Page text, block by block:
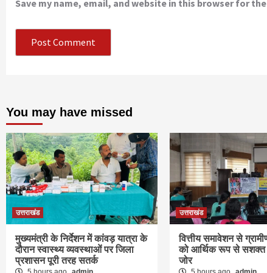
Save my name, email, and website in this browser for
You may have missed
उत्तराखंड
मुख्यमंत्री के निर्देशन में कांवड़ यात्रा के
दौरान स्वास्थ्य व्यवस्थाओं पर जिला
प्रशासन पूरी तरह सतर्क
उत्तराखंड
वित्तीय समावेशन से
को आर्थिक रूप से सशक्त
जोर